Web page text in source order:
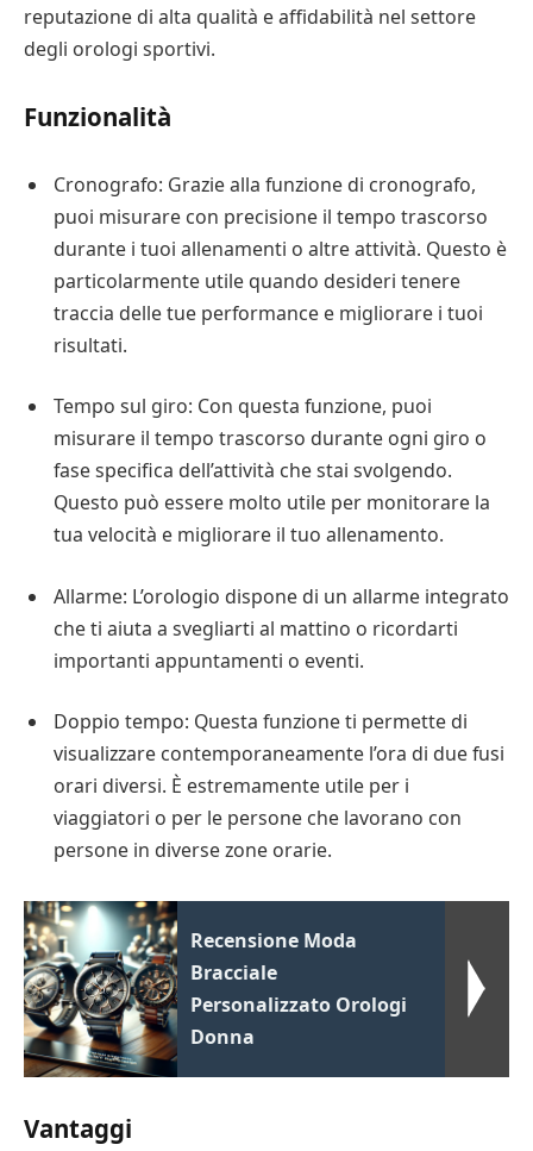
reputazione di alta qualità e affidabilità nel settore
degli orologi sportivi.
Funzionalità
Cronografo: Grazie alla funzione di cronografo,
puoi misurare con precisione il tempo trascorso
durante i tuoi allenamenti o altre attività. Questo è
particolarmente utile quando desideri tenere
traccia delle tue performance e migliorare i tuoi
risultati.
Tempo sul giro: Con questa funzione, puoi
misurare il tempo trascorso durante ogni giro o
fase specifica dell’attività che stai svolgendo.
Questo può essere molto utile per monitorare la
tua velocità e migliorare il tuo allenamento.
Allarme: L’orologio dispone di un allarme integrato
che ti aiuta a svegliarti al mattino o ricordarti
importanti appuntamenti o eventi.
Doppio tempo: Questa funzione ti permette di
visualizzare contemporaneamente l’ora di due fusi
orari diversi. È estremamente utile per i
viaggiatori o per le persone che lavorano con
persone in diverse zone orarie.
Recensione Moda
Bracciale
Personalizzato Orologi
Donna
Vantaggi